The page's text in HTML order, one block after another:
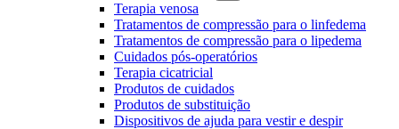
Terapia venosa
Tratamentos de compressão para o linfedema
Tratamentos de compressão para o lipedema
Cuidados pós-operatórios
Terapia cicatricial
Produtos de cuidados
Produtos de substituição
Dispositivos de ajuda para vestir e despir